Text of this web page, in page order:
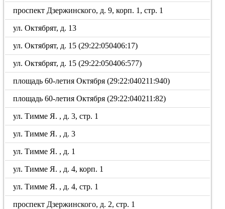
проспект Дзержинского, д. 9, корп. 1, стр. 1
ул. Октябрят, д. 13
ул. Октябрят, д. 15 (29:22:050406:17)
ул. Октябрят, д. 15 (29:22:050406:577)
площадь 60-летия Октября (29:22:040211:940)
площадь 60-летия Октября (29:22:040211:82)
ул. Тимме Я. , д. 3, стр. 1
ул. Тимме Я. , д. 3
ул. Тимме Я. , д. 1
ул. Тимме Я. , д. 4, корп. 1
ул. Тимме Я. , д. 4, стр. 1
проспект Дзержинского, д. 2, стр. 1